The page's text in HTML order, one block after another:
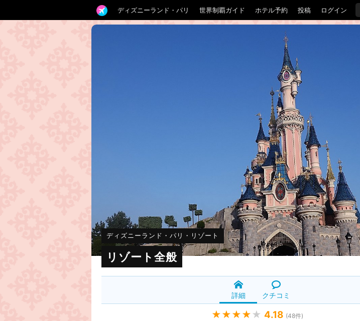
ディズニーランド・パリ 世界制覇ガイド ホテル予約 投稿 ログイン
ディズニーランド・パリ・リゾート
リゾート全般
詳細 クチコミ
★★★★ ★ 4.18 (48件)